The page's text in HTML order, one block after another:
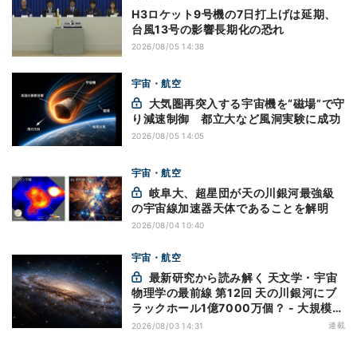
H3ロケット9号機の7日打上げは延期、
台風13号の影響長期化の恐れ
2026/08/05 14:38
宇宙・航空
り減速制御 都立大など風洞実験に成功
2026/08/05 14:05
宇宙・航空
の宇宙線加速器天体であることを解明
2026/08/04 10:40
宇宙・航空
物理学の最前線 第12回 天の川銀河にブ
ラックホール1億7000万個？ - 大規模計
算が描くその分布
2026/08/03 14:31 連載